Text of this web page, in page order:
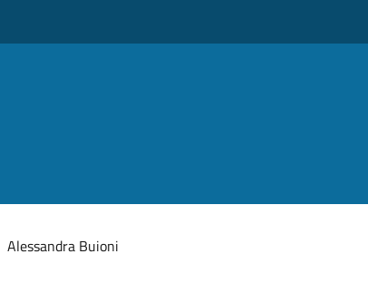
Alessandra Buioni